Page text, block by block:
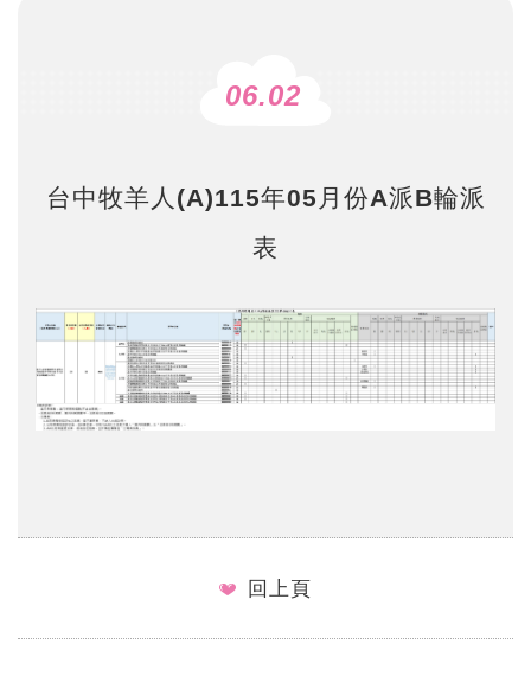
06.02
台中牧羊人(A)115年05月份A派B輪派
表
回上頁